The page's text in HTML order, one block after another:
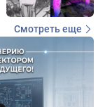
Смотреть еще